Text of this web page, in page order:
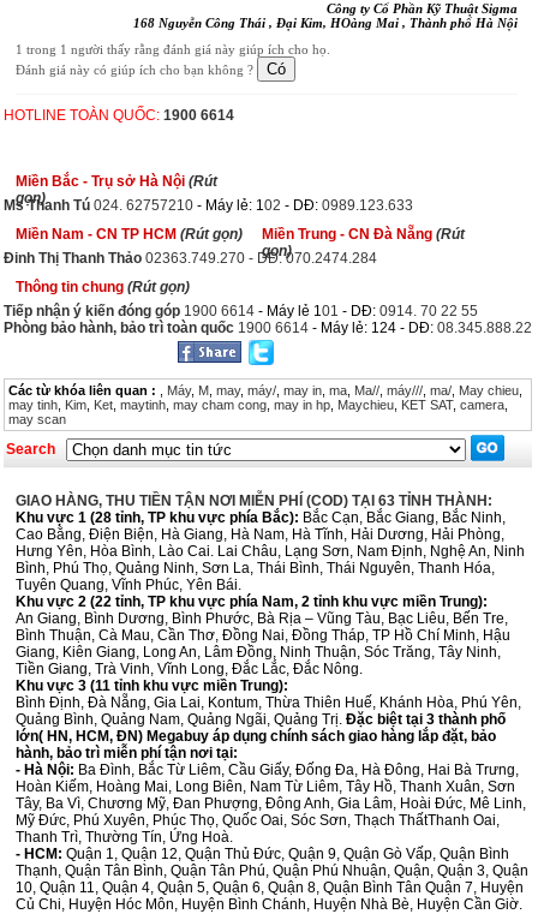
Công ty Cổ Phần Kỹ Thuật Sigma
168 Nguyễn Công Thái , Đại Kim, HOàng Mai , Thành phố Hà Nội
1 trong 1 người thấy rằng đánh giá này giúp ích cho họ.
Đánh giá này có giúp ích cho bạn không ?
HOTLINE TOÀN QUỐC: 1900 6614
Miền Bắc - Trụ sở Hà Nội (Rút
gọn)
Ms Thanh Tú 024. 62757210 - Máy lẻ: 102 - DĐ: 0989.123.633
Miền Nam - CN TP HCM (Rút gọn) Miền Trung - CN Đà Nẵng (Rút
gọn)
Đinh Thị Thanh Thảo 02363.749.270 - DĐ: 070.2474.284
Thông tin chung (Rút gọn)
Tiếp nhận ý kiến đóng góp 1900 6614 - Máy lẻ 101 - DĐ: 0914. 70 22 55
Phòng bảo hành, bảo trì toàn quốc 1900 6614 - Máy lẻ: 124 - DĐ: 08.345.888.22
Các từ khóa liên quan : Máy, M may, máy/ may in ma Ma// máy/// ma/ May chieu
may tinh Kim Ket maytinh may cham cong may in hp Maychieu KET SAT, camera
may scan
Search
GIAO HÀNG, THU TIỀN TẬN NƠI MIỄN PHÍ (COD) TẠI 63 TỈNH THÀNH:
Khu vực 1 (28 tỉnh, TP khu vực phía Bắc): Bắc Cạn, Bắc Giang, Bắc Ninh,
Cao Bằng, Điện Biện, Hà Giang, Hà Nam, Hà Tĩnh, Hải Dương, Hải Phòng,
Hưng Yên, Hòa Bình, Lào Cai. Lai Châu, Lạng Sơn, Nam Định, Nghệ An, Ninh
Bình, Phú Thọ, Quảng Ninh, Sơn La, Thái Bình, Thái Nguyên, Thanh Hóa,
Tuyên Quang, Vĩnh Phúc, Yên Bái.
Khu vực 2 (22 tỉnh, TP khu vực phía Nam, 2 tỉnh khu vực miền Trung):
An Giang, Bình Dương, Bình Phước, Bà Rịa – Vũng Tàu, Bạc Liêu, Bến Tre,
Bình Thuận, Cà Mau, Cần Thơ, Đồng Nai, Đồng Tháp, TP Hồ Chí Minh, Hậu
Giang, Kiên Giang, Long An, Lâm Đồng, Ninh Thuận, Sóc Trăng, Tây Ninh,
Tiền Giang, Trà Vinh, Vĩnh Long, Đắc Lắc, Đắc Nông.
Khu vực 3 (11 tỉnh khu vực miền Trung):
Bình Định, Đà Nẵng, Gia Lai, Kontum, Thừa Thiên Huế, Khánh Hòa, Phú Yên,
Quảng Bình, Quảng Nam, Quảng Ngãi, Quảng Trị. Đặc biệt tại 3 thành phố
lớn( HN, HCM, ĐN) Megabuy áp dụng chính sách giao hàng lắp đặt, bảo
hành, bảo trì miễn phí tận nơi tại:
- Hà Nội: Ba Đình, Bắc Từ Liêm, Cầu Giấy, Đống Đa, Hà Đông, Hai Bà Trưng,
Hoàn Kiếm, Hoàng Mai, Long Biên, Nam Từ Liêm, Tây Hồ, Thanh Xuân, Sơn
Tây, Ba Vì, Chương Mỹ, Đan Phượng, Đông Anh, Gia Lâm, Hoài Đức, Mê Linh,
Mỹ Đức, Phú Xuyên, Phúc Thọ, Quốc Oai, Sóc Sơn, Thạch ThấtThanh Oai,
Thanh Trì, Thường Tín, Ứng Hoà.
- HCM: Quận 1, Quận 12, Quận Thủ Đức, Quận 9, Quận Gò Vấp, Quận Bình
Thạnh, Quận Tân Bình, Quận Tân Phú, Quận Phú Nhuận, Quận, Quận 3, Quận
10, Quận 11, Quận 4, Quận 5, Quận 6, Quận 8, Quận Bình Tân Quận 7, Huyện
Củ Chi, Huyện Hóc Môn, Huyện Bình Chánh, Huyện Nhà Bè, Huyện Cần Giờ.